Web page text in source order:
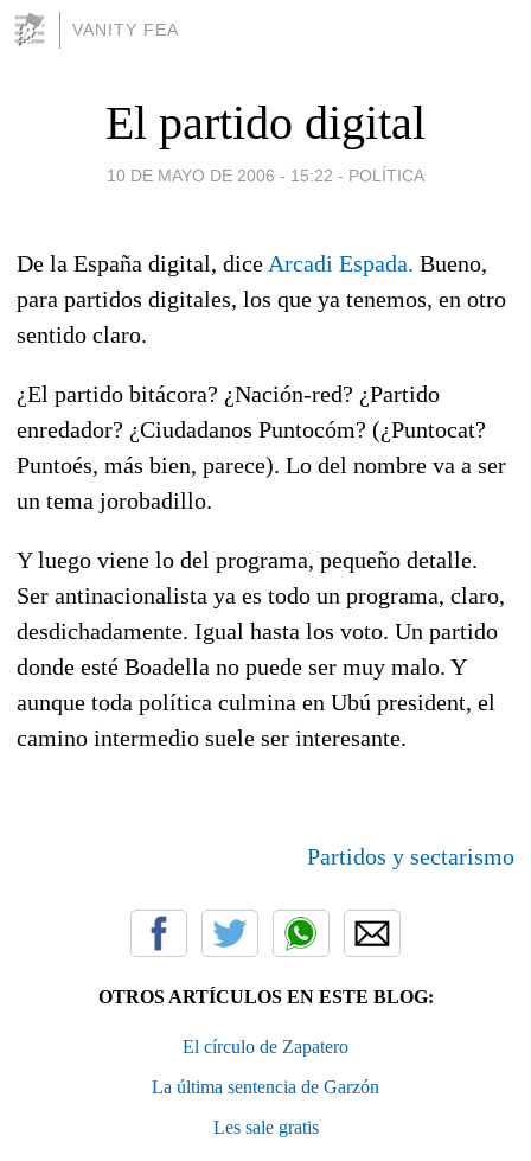
VANITY FEA
El partido digital
10 DE MAYO DE 2006 - 15:22 - POLÍTICA
De la España digital, dice Arcadi Espada. Bueno,
para partidos digitales, los que ya tenemos, en otro
sentido claro.
¿El partido bitácora? ¿Nación-red? ¿Partido
enredador? ¿Ciudadanos Puntocóm? (¿Puntocat?
Puntoés, más bien, parece). Lo del nombre va a ser
un tema jorobadillo.
Y luego viene lo del programa, pequeño detalle.
Ser antinacionalista ya es todo un programa, claro,
desdichadamente. Igual hasta los voto. Un partido
donde esté Boadella no puede ser muy malo. Y
aunque toda política culmina en Ubú president, el
camino intermedio suele ser interesante.
Partidos y sectarismo
OTROS ARTÍCULOS EN ESTE BLOG:
El círculo de Zapatero
La última sentencia de Garzón
Les sale gratis